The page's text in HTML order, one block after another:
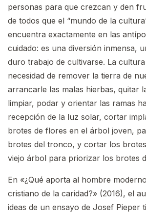
personas para que crezcan y den
de todos que el “mundo de la
encuentra exactamente en las
cuidado: es una diversión inmensa,
duro trabajo de cultivarse. La
necesidad de remover la tierra de
arrancarle las malas hierbas, quitar
limpiar, podar y orientar las ramas
recepción de la luz solar, cortar
brotes de flores en el árbol joven,
brotes del tronco, y cortar los
viejo árbol para priorizar los brotes
En «¿Qué aporta al hombre
cristiano de la caridad?» (2016), el
ideas de un ensayo de Josef Pieper